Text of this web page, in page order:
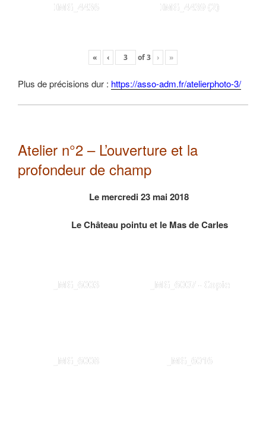
IMG_4436 IMG_4439 (2)
« ‹ of3 › »
Plus de précisions dur : https://asso-adm.fr/atelierphoto-3/
Atelier n°2 – L’ouverture et la
profondeur de champ
Le mercredi 23 mai 2018
Le Château pointu et le Mas de Carles
_MG_6003 _MG_6007 - Copie
_MG_6008 _MG_6016